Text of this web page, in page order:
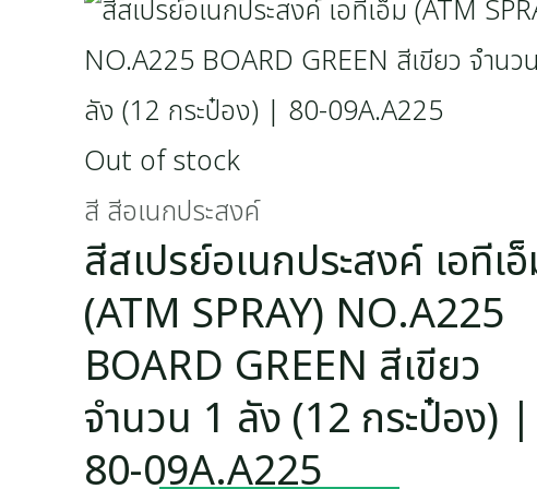
Out of stock
สี สีอเนกประสงค์
สีสเปรย์อเนกประสงค์ เอทีเ
(ATM SPRAY) NO.A225
BOARD GREEN สีเขียว
จำนวน 1 ลัง (12 กระป๋อง) |
80-09A.A225